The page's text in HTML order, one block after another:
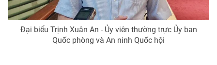
Đại biểu Trịnh Xuân An - Ủy viên thường trực Ủy ban
Quốc phòng và An ninh Quốc hội